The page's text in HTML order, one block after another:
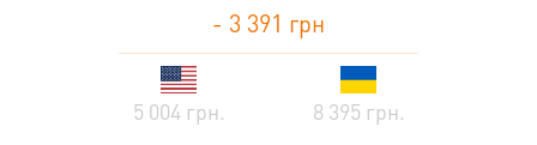
- 3 391 грн
5 004 грн. 8 395 грн.